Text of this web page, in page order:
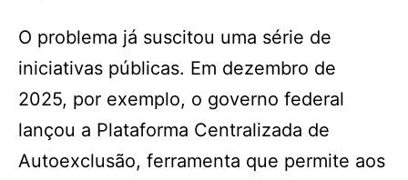
O problema já suscitou uma série de
iniciativas públicas. Em dezembro de
2025, por exemplo, o governo federal
lançou a Plataforma Centralizada de
Autoexclusão, ferramenta que permite aos